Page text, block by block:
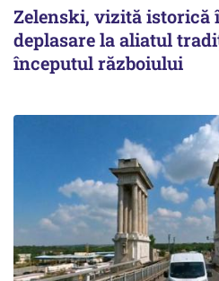
Zelenski, vizită istorică
deplasare la aliatul
începutul războiului